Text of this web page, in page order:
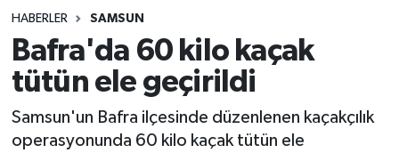
HABERLER SAMSUN
Bafra'da 60 kilo kaçak
tütün ele geçirildi
Samsun'un Bafra ilçesinde düzenlenen kaçakçılık
operasyonunda 60 kilo kaçak tütün ele
Spor
Teknoloji